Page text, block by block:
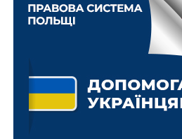
займається творчістю,
планує записати власну пісню
«Завдяки
, — каже
Серед учасників забігу цього
Олександр Чайка, який у 2022